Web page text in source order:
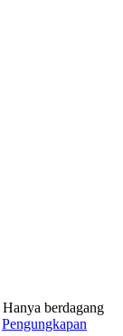
berdagang
Pengungkapan